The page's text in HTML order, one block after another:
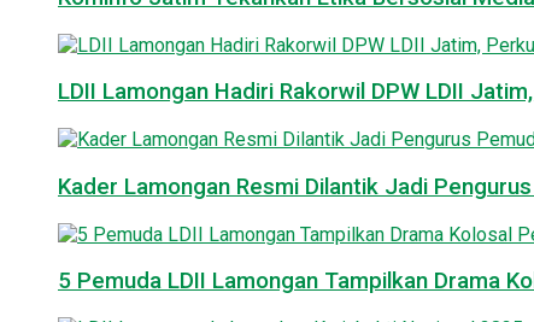
LDII Lamongan Hadiri Rakorwil DPW LDII
Kader Lamongan Resmi Dilantik Jadi
5 Pemuda LDII Lamongan Tampilkan Drama